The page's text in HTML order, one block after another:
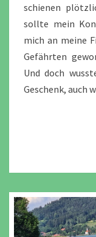
schienen
sollte mein
mich an meine
Gefährten
Und doch
Geschenk, auch